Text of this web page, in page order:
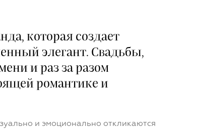
которая создает
элегант. Свадьбы,
и раз за разом
романтике и
и эмоционально откликаются